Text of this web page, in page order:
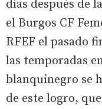
días después de
el Burgos CF
RFEF el pasado
las temporadas
blanquinegro se
de este logro,